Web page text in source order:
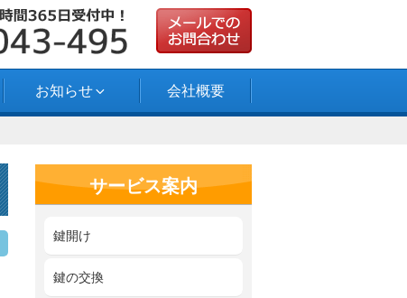
お知らせ 会社概要
サービス案内
鍵開け
鍵の交換